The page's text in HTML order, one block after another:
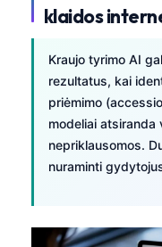
klaidos
Kraujo tyrimo AI
rezultatus, kai
priėmimo
modeliai
nepriklausomos.
nuraminti